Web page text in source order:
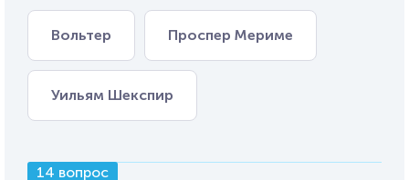
Вольтер Проспер Мериме
Уильям Шекспир
14 вопрос